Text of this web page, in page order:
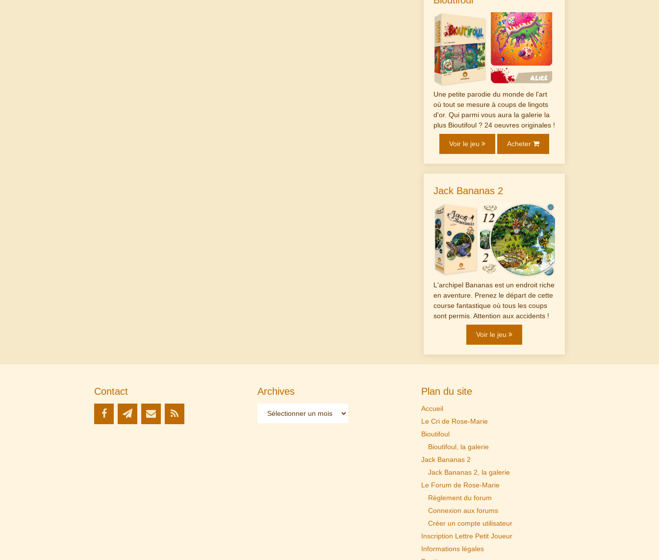
Une petite parodie du monde de l'art
où tout se mesure à coups de lingots
d'or. Qui parmi vous aura la galerie la
plus Bioutifoul ? 24 oeuvres originales !
Voir le jeu Acheter
Jack Bananas 2
L'archipel Bananas est un endroit riche
en aventure. Prenez le départ de cette
course fantastique où tous les coups
sont permis. Attention aux accidents !
Voir le jeu
Contact Archives Plan du site
Accueil
Le Cri de Rose-Marie
Bioutifoul
Bioutifoul, la galerie
Jack Bananas 2
Jack Bananas 2, la galerie
Le Forum de Rose-Marie
Règlement du forum
Connexion aux forums
Créer un compte utilisateur
Inscription Lettre Petit Joueur
Informations légales